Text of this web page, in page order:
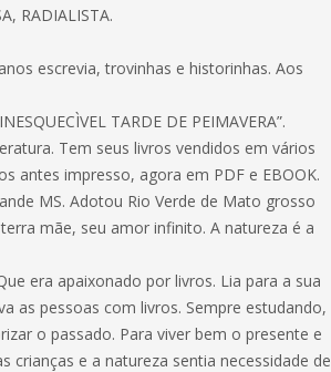
RADIALISTA.
escrevia, trovinhas e historinhas. Aos
TARDE DE PEIMAVERA”.
Tem seus livros vendidos em vários
antes impresso, agora em PDF e EBOOK.
MS. Adotou Rio Verde de Mato grosso
mãe, seu amor infinito. A natureza é a
era apaixonado por livros. Lia para a sua
as pessoas com livros. Sempre estudando,
o passado. Para viver bem o presente e
e a natureza sentia necessidade de